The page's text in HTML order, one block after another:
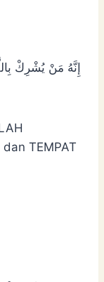
إِنَّهُ مَنْ يُشْرِكْ
TEMPAT